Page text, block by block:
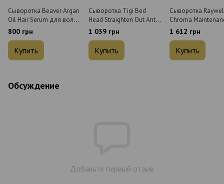
Сыворотка Beaver Argan
Oil Hair Serum для волос
с аргановым маслом
800 грн
Купить
Сыворотка Tigi Bed
Head Straighten Out Anti
Frizz для выравнивания
волос 100 мл
1 039 грн
Купить
Сыворотка
Chroma
для окрашенных
1 612 грн
Купить
Обсуждение
Добавьте первый отзыв